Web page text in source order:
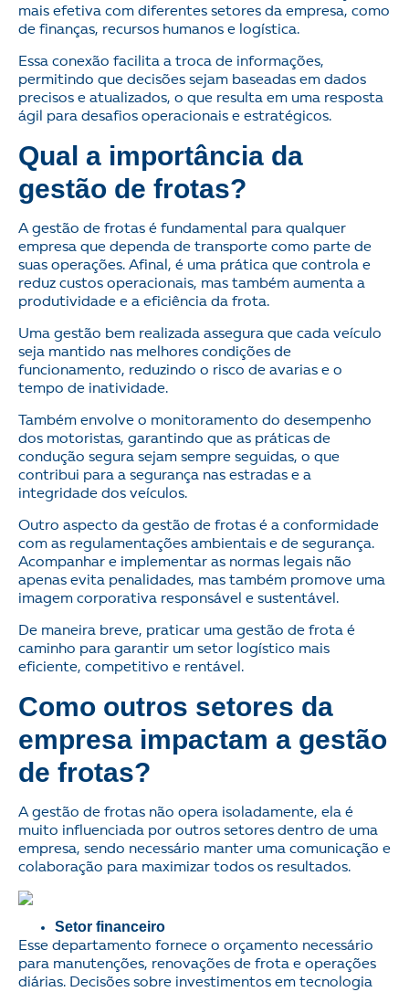
mais efetiva com diferentes setores da empresa, como
de finanças, recursos humanos e logística.
Essa conexão facilita a troca de informações,
permitindo que decisões sejam baseadas em dados
precisos e atualizados, o que resulta em uma resposta
ágil para desafios operacionais e estratégicos.
Qual a importância da
gestão de frotas?
A gestão de frotas é fundamental para qualquer
empresa que dependa de transporte como parte de
suas operações. Afinal, é uma prática que controla e
reduz custos operacionais, mas também aumenta a
produtividade e a eficiência da frota.
Uma gestão bem realizada assegura que cada veículo
seja mantido nas melhores condições de
funcionamento, reduzindo o risco de avarias e o
tempo de inatividade.
Também envolve o monitoramento do desempenho
dos motoristas, garantindo que as práticas de
condução segura sejam sempre seguidas, o que
contribui para a segurança nas estradas e a
integridade dos veículos.
Outro aspecto da gestão de frotas é a conformidade
com as regulamentações ambientais e de segurança.
Acompanhar e implementar as normas legais não
apenas evita penalidades, mas também promove uma
imagem corporativa responsável e sustentável.
De maneira breve, praticar uma gestão de frota é
caminho para garantir um setor logístico mais
eficiente, competitivo e rentável.
Como outros setores da
empresa impactam a gestão
de frotas?
A gestão de frotas não opera isoladamente, ela é
muito influenciada por outros setores dentro de uma
empresa, sendo necessário manter uma comunicação e
colaboração para maximizar todos os resultados.
Setor financeiro
Esse departamento fornece o orçamento necessário
para manutenções, renovações de frota e operações
diárias. Decisões sobre investimentos em tecnologia